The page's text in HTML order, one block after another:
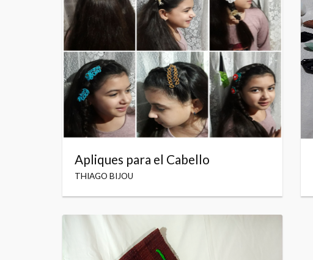
Apliques para el Cabello
THIAGO BIJOU